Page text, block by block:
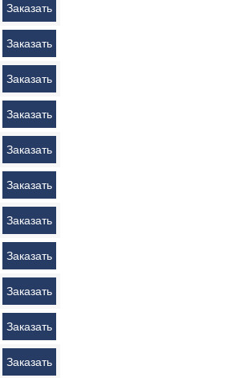
Заказать
Заказать
Заказать
Заказать
Заказать
Заказать
Заказать
Заказать
Заказать
Заказать
Заказать